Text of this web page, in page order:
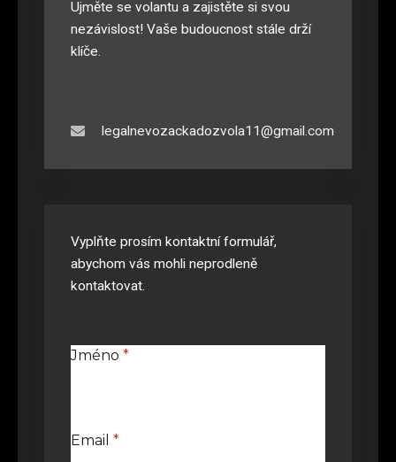
Ujměte se volantu a zajistěte si svou
nezávislost! Vaše budoucnost stále drží
klíče.
legalnevozackadozvola11@gmail.com
Vyplňte prosím kontaktní formulář,
abychom vás mohli neprodleně
kontaktovat.
Jméno *
Email *